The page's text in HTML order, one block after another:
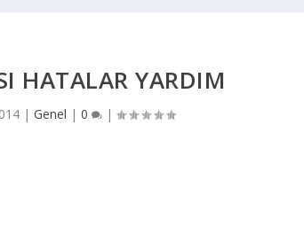
HATALAR YARDIM
| Genel | 0 |